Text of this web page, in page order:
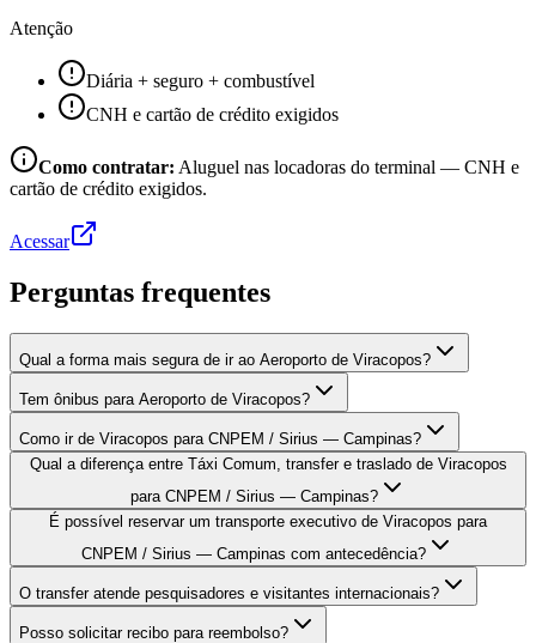
Atenção
Diária + seguro + combustível
CNH e cartão de crédito exigidos
Como contratar: Aluguel nas locadoras do terminal — CNH e
cartão de crédito exigidos.
Acessar
Perguntas frequentes
Qual a forma mais segura de ir ao Aeroporto de Viracopos?
Tem ônibus para Aeroporto de Viracopos?
Como ir de Viracopos para CNPEM / Sirius — Campinas?
Qual a diferença entre Táxi Comum, transfer e traslado de Viracopos
para CNPEM / Sirius — Campinas?
É possível reservar um transporte executivo de Viracopos para
CNPEM / Sirius — Campinas com antecedência?
O transfer atende pesquisadores e visitantes internacionais?
Posso solicitar recibo para reembolso?